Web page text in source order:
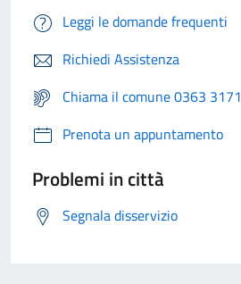
Leggi le domande frequenti
Richiedi Assistenza
Chiama il comune 0363 3171
Prenota un appuntamento
Problemi in città
Segnala disservizio